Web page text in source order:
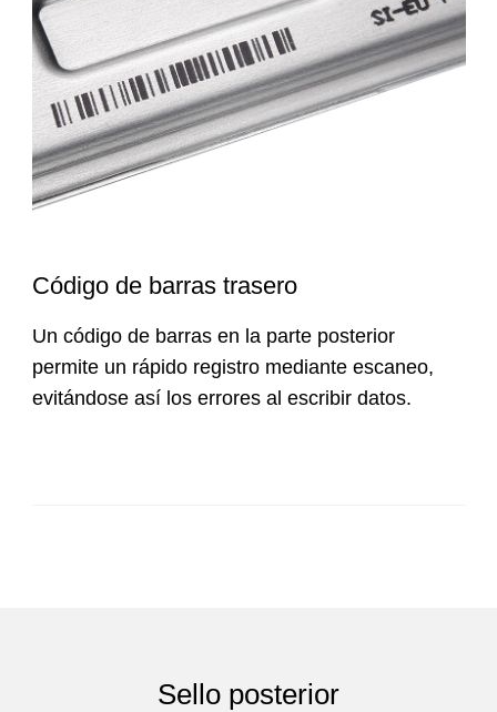
Código de barras trasero
Un código de barras en la parte posterior
permite un rápido registro mediante escaneo,
evitándose así los errores al escribir datos.
Sello posterior